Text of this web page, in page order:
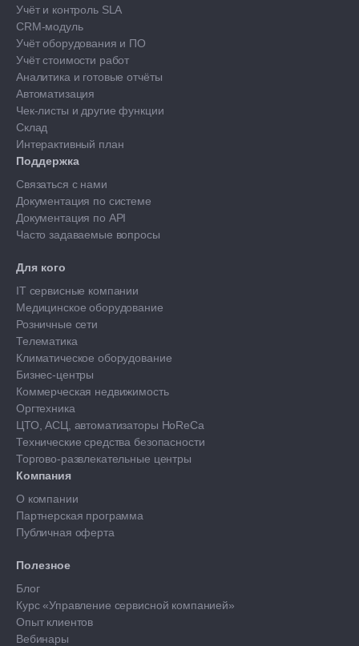
Учёт и контроль SLA
CRM-модуль
Учёт оборудования и ПО
Учёт стоимости работ
Аналитика и готовые отчёты
Автоматизация
Чек-листы и другие функции
Склад
Интерактивный план
Поддержка
Связаться с нами
Документация по системе
Документация по API
Часто задаваемые вопросы
Для кого
IT сервисные компании
Медицинское оборудование
Розничные сети
Телематика
Климатическое оборудование
Бизнес-центры
Коммерческая недвижимость
Оргтехника
ЦТО, АСЦ, автоматизаторы HoReCa
Технические средства безопасности
Торгово-развлекательные центры
Компания
О компании
Партнерская программа
Публичная оферта
Полезное
Блог
Курс «Управление сервисной компанией»
Опыт клиентов
Вебинары